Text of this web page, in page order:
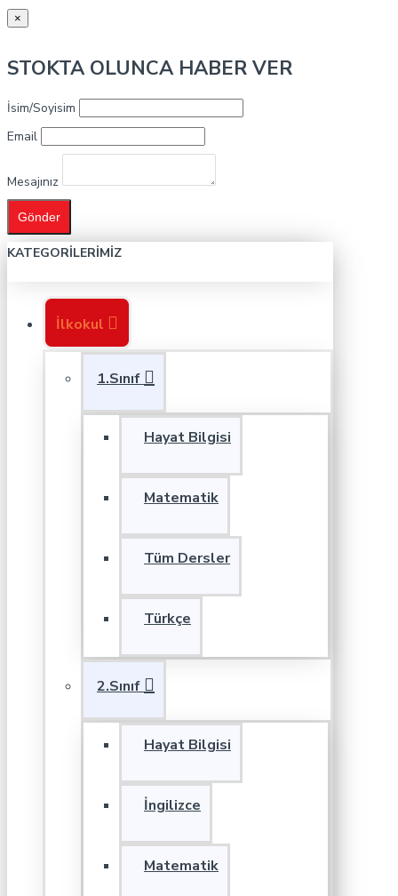
×
STOKTA OLUNCA HABER VER
İsim/Soyisim
Email
Mesajınız
Gönder
KATEGORILERIMIZ
İlkokul
1.Sınıf
Hayat Bilgisi
Matematik
Tüm Dersler
Türkçe
2.Sınıf
Hayat Bilgisi
İngilizce
Matematik